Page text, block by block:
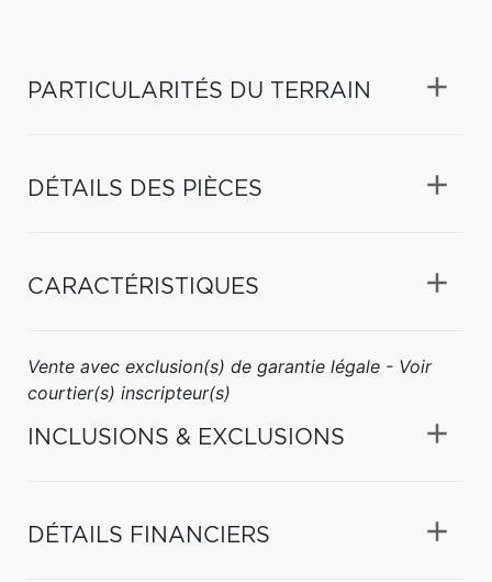
PARTICULARITÉS DU TERRAIN
DÉTAILS DES PIÈCES
CARACTÉRISTIQUES
Vente avec exclusion(s) de garantie légale - Voir
courtier(s) inscripteur(s)
INCLUSIONS & EXCLUSIONS
DÉTAILS FINANCIERS